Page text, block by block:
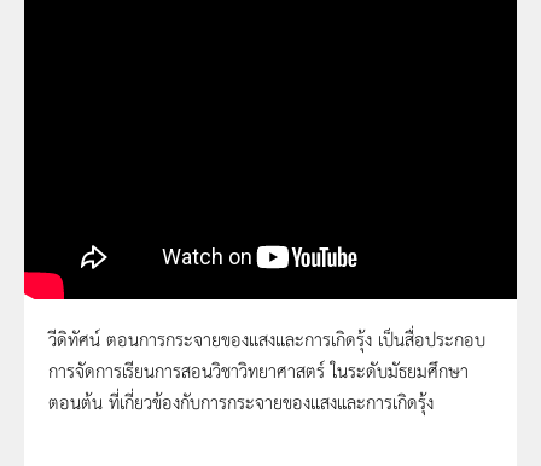
การเกิดรุ้ง
วีดิทัศน์ ตอนการกระจายของแสงและการเกิดรุ้ง เป็นสื่อประกอบ
การจัดการเรียนการสอนวิชาวิทยาศาสตร์ ในระดับมัธยมศึกษา
ตอนต้น ที่เกี่ยวข้องกับการกระจายของแสงและการเกิดรุ้ง